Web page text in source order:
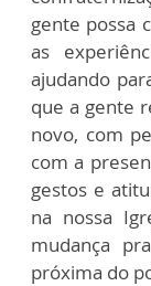
gente possa
as
ajudando
que a gente
novo, com
com a
gestos e
na nossa
mudança
próxima do